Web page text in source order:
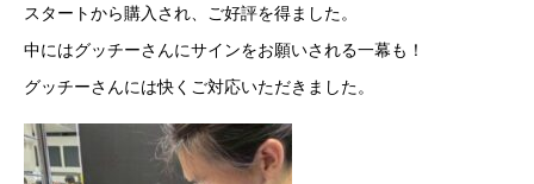
スタートから購入され、ご好評を得ました。
中にはグッチーさんにサインをお願いされる一幕も！
グッチーさんには快くご対応いただきました。